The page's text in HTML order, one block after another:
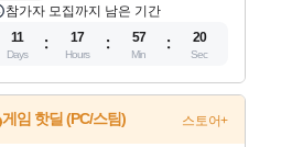
참가자 모집까지 남은 기간
11
Days
17
Hours
57
Min
19
Sec
게임 핫딜 (PC/스팀) 스토어+